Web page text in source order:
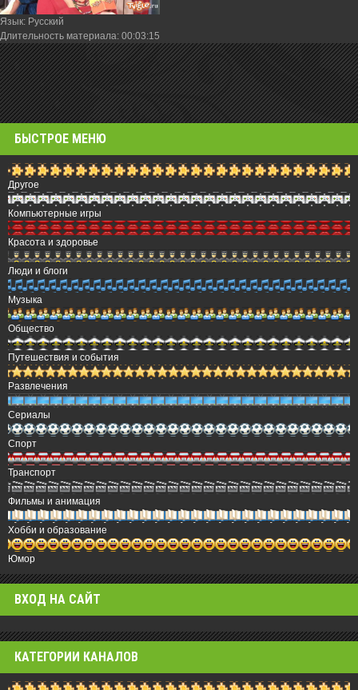
Язык: Русский
Длительность материала: 00:03:15
БЫСТРОЕ МЕНЮ
Другое
Компьютерные игры
Красота и здоровье
Люди и блоги
Музыка
Общество
Путешествия и события
Развлечения
Сериалы
Спорт
Транспорт
Фильмы и анимация
Хобби и образование
Юмор
ВХОД НА САЙТ
КАТЕГОРИИ КАНАЛОВ